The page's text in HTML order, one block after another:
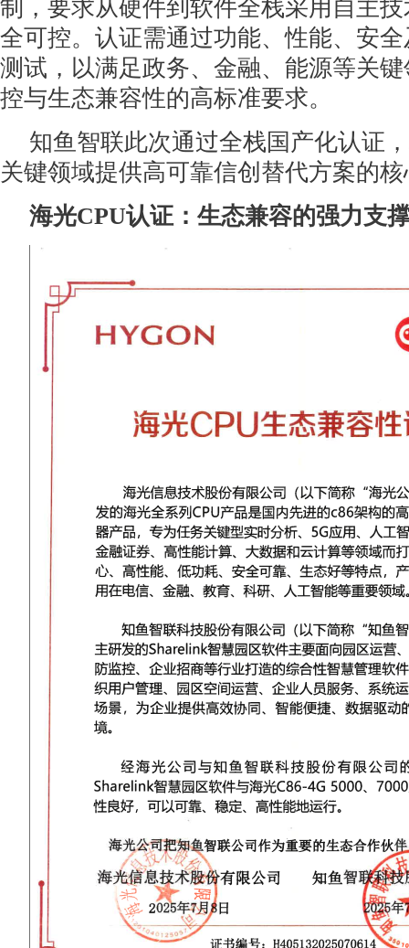
制，要求从硬件到软件全栈采用自主
全可控。认证需通过功能、性能、安
测试，以满足政务、金融、能源等关
控与生态兼容性的高标准要求。
知鱼智联此次通过全栈国产化认证
关键领域提供高可靠信创替代方案的
海光CPU认证：生态兼容的强力支